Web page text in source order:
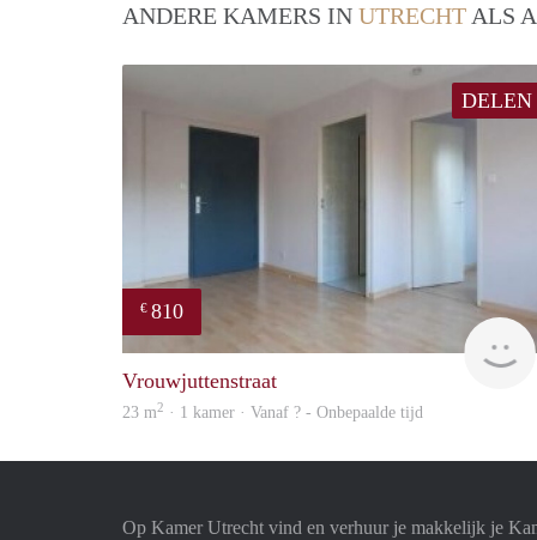
ANDERE KAMERS IN UTRECHT ALS
DELEN
€ 810
Vrouwjuttenstraat
23 m2 · 1 kamer · Vanaf ? - Onbepaalde tijd
Op Kamer Utrecht vind en verhuur je makkelijk je